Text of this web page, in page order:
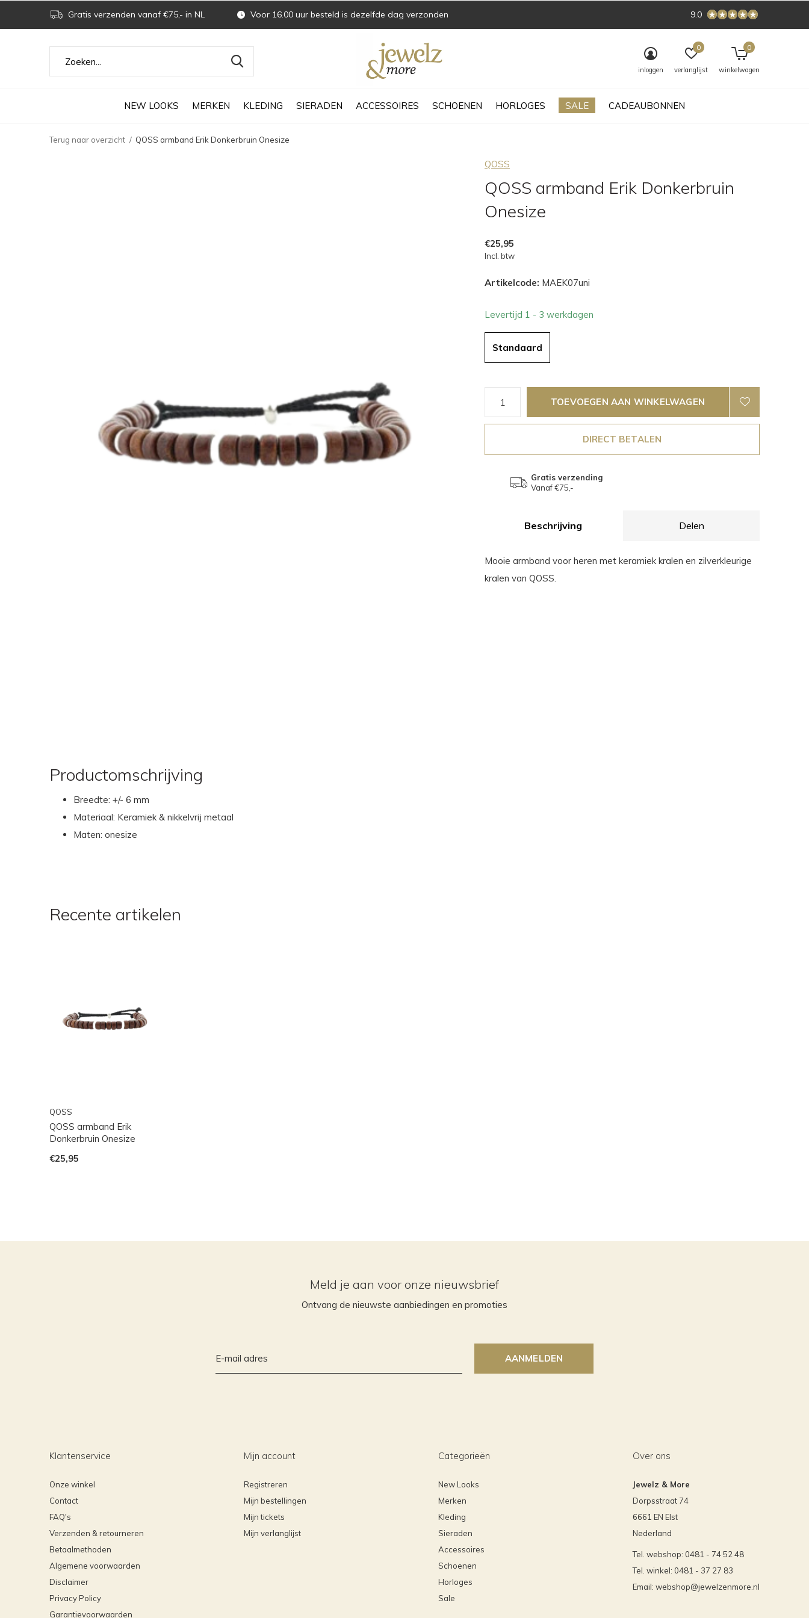
NEW LOOKS MERKEN KLEDING SIERADEN ACCESSOIRES SCHOENEN HORLOGES SALE CADEAUBONNEN
inloggen verlanglijst
0
winkelwagen
0
Gratis verzenden vanaf €75,- in NL Voor 16.00 uur besteld is dezelfde dag verzonden 9.0
Terug naar overzicht QOSS armband Erik Donkerbruin Onesize
QOSS
QOSS armband Erik Donkerbruin
Onesize
€25,95
Incl. btw
Artikelcode: MAEK07uni
Levertijd 1 - 3 werkdagen
Standaard
TOEVOEGEN AAN WINKELWAGEN
DIRECT BETALEN
Gratis verzending
Vanaf €75,-
Beschrijving Delen
Mooie armband voor heren met keramiek kralen en zilverkleurige
kralen van QOSS.
Productomschrijving
Breedte: +/- 6 mm
Materiaal: Keramiek & nikkelvrij metaal
Maten: onesize
Recente artikelen
QOSS
QOSS armband Erik
Donkerbruin Onesize
€25,95
Meld je aan voor onze nieuwsbrief
Ontvang de nieuwste aanbiedingen en promoties
AANMELDEN
Klantenservice
Onze winkel
Contact
FAQ's
Verzenden & retourneren
Betaalmethoden
Algemene voorwaarden
Disclaimer
Privacy Policy
Garantievoorwaarden
Mijn account
Registreren
Mijn bestellingen
Mijn tickets
Mijn verlanglijst
Categorieën
New Looks
Merken
Kleding
Sieraden
Accessoires
Schoenen
Horloges
Sale
Over ons
Jewelz & More
Dorpsstraat 74
6661 EN Elst
Nederland
Tel. webshop: 0481 - 74 52 48
Tel. winkel: 0481 - 37 27 83
Email: webshop@jewelzenmore.nl